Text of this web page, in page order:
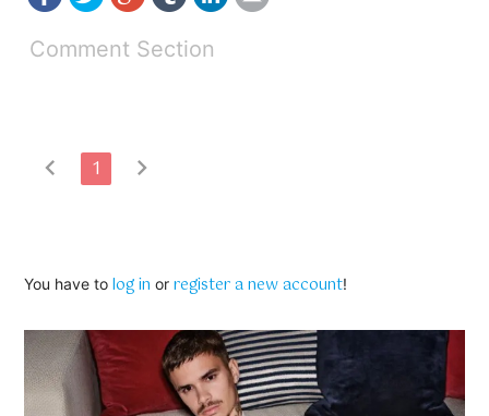
Comment Section
chevron_left 1 chevron_right
You have tolog in orregister a new account!